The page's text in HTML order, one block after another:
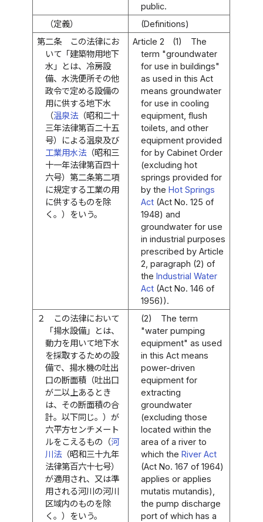
public.
（定義）
(Definitions)
第二条
この法律にお
いて「建築物用地下
水」とは、冷房設
備、水洗便所その他
政令で定める設備の
用に供する地下水
（温泉法（昭和二十
三年法律第百二十五
号）による温泉及び
工業用水法（昭和三
十一年法律第百四十
六号）第二条第二項
に規定する工業の用
に供するものを除
く。）をいう。
Article 2 (1)
The
term "groundwater
for use in buildings"
as used in this Act
means groundwater
for use in cooling
equipment, flush
toilets, and other
equipment provided
for by Cabinet Order
(excluding hot
springs provided for
by theHot Springs
Act (Act No. 125 of
1948) and
groundwater for use
in industrial purposes
prescribed by Article
2, paragraph (2) of
theIndustrial Water
Act (Act No. 146 of
1956)).
２
この法律において
「揚水設備」とは、
動力を用いて地下水
を採取するための設
備で、揚水機の吐出
口の断面積（吐出口
が二以上あるとき
は、その断面積の合
計。以下同じ。）が
六平方センチメート
ルをこえるもの（河
川法（昭和三十九年
法律第百六十七号）
が適用され、又は準
用される河川の河川
区域内のものを除
く。）をいう。
(2)
The term
"water pumping
equipment" as used
in this Act means
power-driven
equipment for
extracting
groundwater
(excluding those
located within the
area of a river to
which theRiver Act
(Act No. 167 of 1964)
applies or applies
mutatis mutandis),
the pump discharge
port of which has a